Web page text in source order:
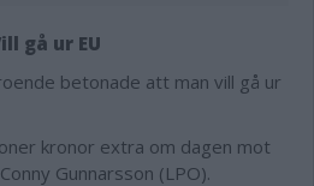
gå ur EU
betonade att man vill gå ur
kronor extra om dagen mot
Gunnarsson (LPO).